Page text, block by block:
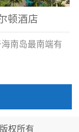
顿酒店
南岛最南端有
天堂”之美称的
权所有